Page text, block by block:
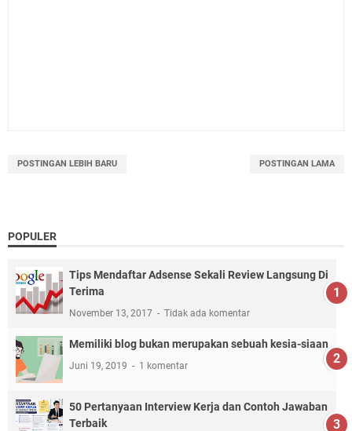
POSTINGAN LEBIH BARU POSTINGAN LAMA
POPULER
Tips Mendaftar Adsense Sekali Review Langsung Di
Terima
November 13, 2017 Tidak ada komentar
Memiliki blog bukan merupakan sebuah kesia-siaan
Juni 19, 2019 1 komentar
50 Pertanyaan Interview Kerja dan Contoh Jawaban
Terbaik